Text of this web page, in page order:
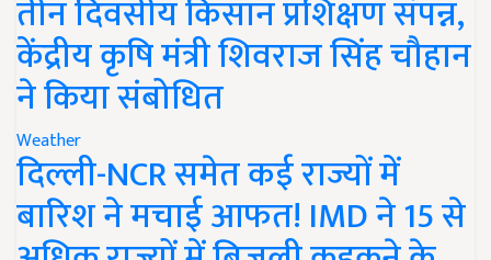
तीन दिवसीय किसान प्रशिक्षण संपन्न,
केंद्रीय कृषि मंत्री शिवराज सिंह चौहान
ने किया संबोधित
Weather
दिल्ली-NCR समेत कई राज्यों में
बारिश ने मचाई आफत! IMD ने 15 से